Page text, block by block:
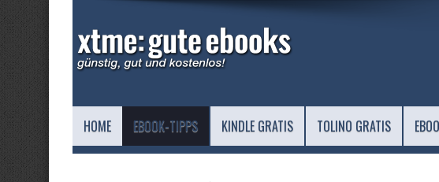
HOME EBOOK-TIPPS KINDLE GRATIS TOLINO GRATIS